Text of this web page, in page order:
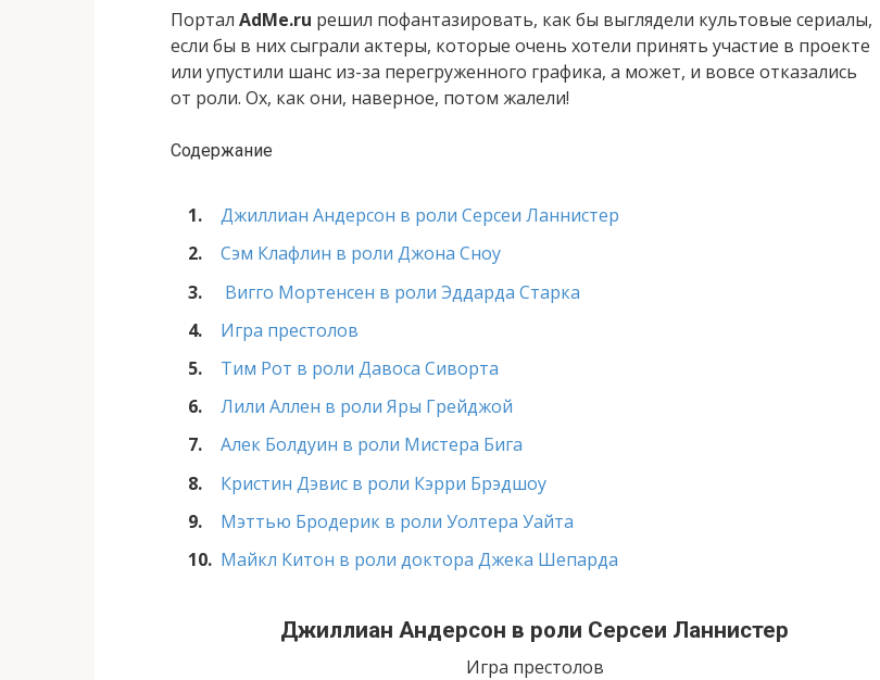
Портал AdMe.ru решил пофантазировать, как бы выглядели культовые сериалы,
если бы в них сыграли актеры, которые очень хотели принять участие в проекте
или упустили шанс из-за перегруженного графика, а может, и вовсе отказались
от роли. Ох, как они, наверное, потом жалели!
Содержание
Джиллиан Андерсон в роли Серсеи Ланнистер
Сэм Клафлин в роли Джона Сноу
Вигго Мортенсен в роли Эддарда Старка
Игра престолов
Тим Рот в роли Давоса Сиворта
Лили Аллен в роли Яры Грейджой
Алек Болдуин в роли Мистера Бига
Кристин Дэвис в роли Кэрри Брэдшоу
Мэттью Бродерик в роли Уолтера Уайта
Майкл Китон в роли доктора Джека Шепарда
Джиллиан Андерсон в роли Серсеи Ланнистер
Игра престолов